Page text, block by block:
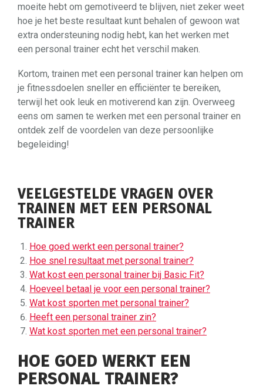
moeite hebt om gemotiveerd te blijven, niet zeker weet
hoe je het beste resultaat kunt behalen of gewoon wat
extra ondersteuning nodig hebt, kan het werken met
een personal trainer echt het verschil maken.
Kortom, trainen met een personal trainer kan helpen om
je fitnessdoelen sneller en efficiënter te bereiken,
terwijl het ook leuk en motiverend kan zijn. Overweeg
eens om samen te werken met een personal trainer en
ontdek zelf de voordelen van deze persoonlijke
begeleiding!
VEELGESTELDE VRAGEN OVER
TRAINEN MET EEN PERSONAL
TRAINER
Hoe goed werkt een personal trainer?
Hoe snel resultaat met personal trainer?
Wat kost een personal trainer bij Basic Fit?
Hoeveel betaal je voor een personal trainer?
Wat kost sporten met personal trainer?
Heeft een personal trainer zin?
Wat kost sporten met een personal trainer?
HOE GOED WERKT EEN
PERSONAL TRAINER?